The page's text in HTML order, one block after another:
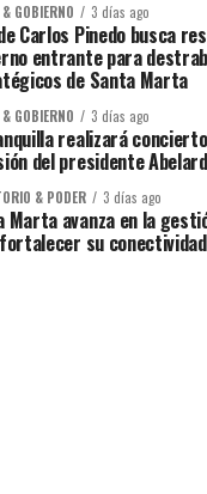
GOBIERNO 3 días ago
Carlos Pinedo busca
entrante para
de Santa Marta
GOBIERNO 3 días ago
realizará
del presidente
& PODER 3 días ago
Marta avanza en la
su